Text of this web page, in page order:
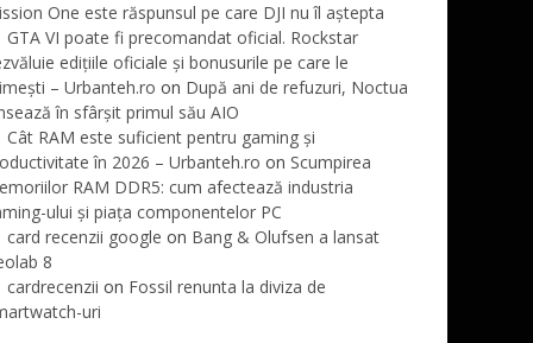
One este răspunsul pe care DJI nu îl aștepta
GTA VI poate fi precomandat oficial. Rockstar
edițiile oficiale și bonusurile pe care le
– Urbanteh.ro on După ani de refuzuri, Noctua
în sfârșit primul său AIO
Cât RAM este suficient pentru gaming și
în 2026 – Urbanteh.ro on Scumpirea
RAM DDR5: cum afectează industria
ului și piața componentelor PC
card recenzii google on Bang & Olufsen a lansat
8
cardrecenzii on Fossil renunta la diviza de
uri